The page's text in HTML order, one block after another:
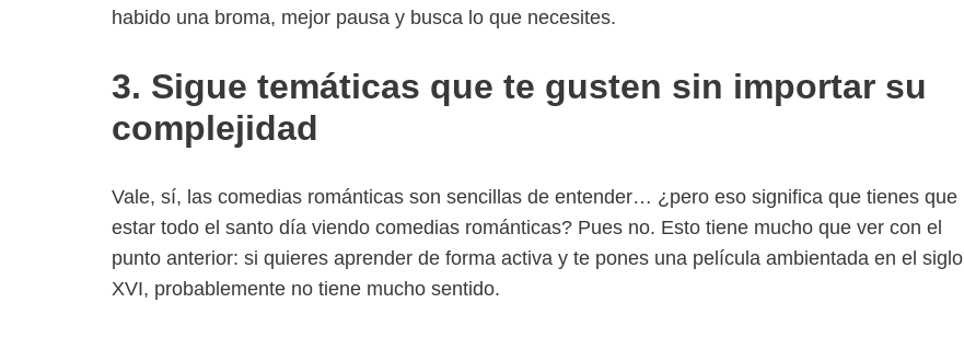
habido una broma, mejor pausa y busca lo que necesites.
3. Sigue temáticas que te gusten sin importar su
complejidad
Vale, sí, las comedias románticas son sencillas de entender… ¿pero eso significa que tienes que
estar todo el santo día viendo comedias románticas? Pues no. Esto tiene mucho que ver con el
punto anterior: si quieres aprender de forma activa y te pones una película ambientada en el siglo
XVI, probablemente no tiene mucho sentido.